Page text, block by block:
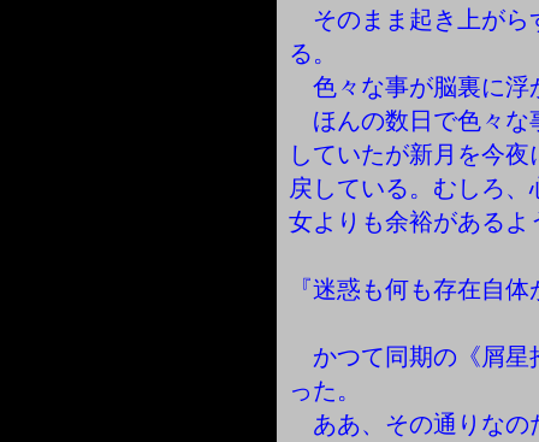
そのまま起き上がら
る。
色々な事が脳裏に浮
ほんの数日で色々な
していたが新月を今
戻している。むしろ
女よりも余裕があるよ
『迷惑も何も存在自
かつて同期の《屑星
った。
ああ、その通りなの